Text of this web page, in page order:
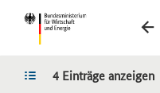
LISTE
4 Einträge anzeigen